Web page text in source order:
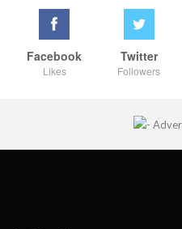
Facebook
Likes
Twitter
Followers